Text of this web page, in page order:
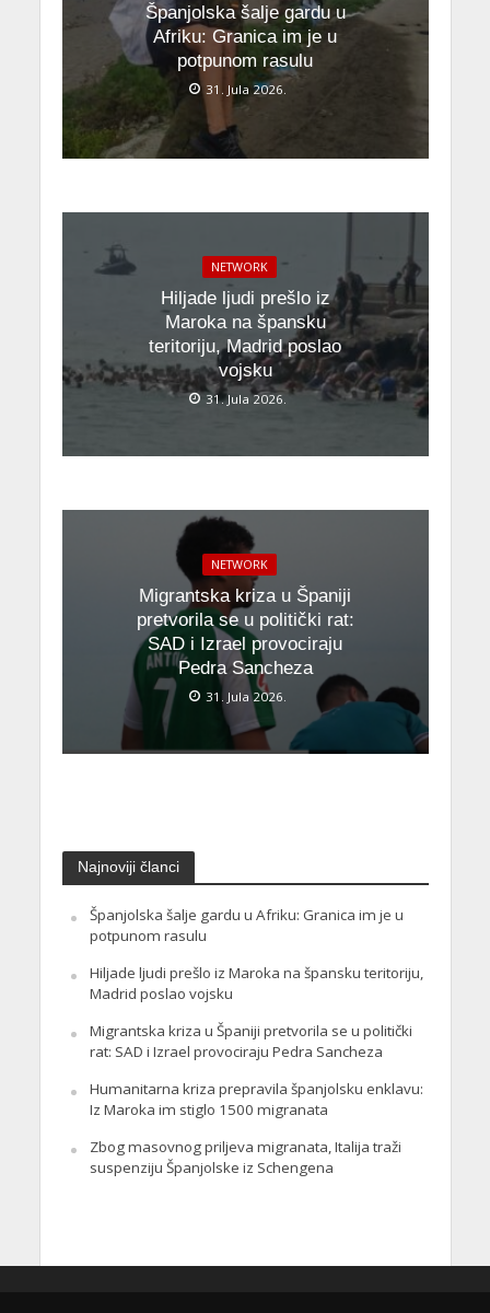
Španjolska šalje gardu u
Afriku: Granica im je u
potpunom rasulu
31. Jula 2026.
NETWORK
Hiljade ljudi prešlo iz
Maroka na špansku
teritoriju, Madrid poslao
vojsku
31. Jula 2026.
NETWORK
Migrantska kriza u Španiji
pretvorila se u politički rat:
SAD i Izrael provociraju
Pedra Sancheza
31. Jula 2026.
Najnoviji članci
Španjolska šalje gardu u Afriku: Granica im je u
potpunom rasulu
Hiljade ljudi prešlo iz Maroka na špansku teritoriju,
Madrid poslao vojsku
Migrantska kriza u Španiji pretvorila se u politički
rat: SAD i Izrael provociraju Pedra Sancheza
Humanitarna kriza prepravila španjolsku enklavu:
Iz Maroka im stiglo 1500 migranata
Zbog masovnog priljeva migranata, Italija traži
suspenziju Španjolske iz Schengena